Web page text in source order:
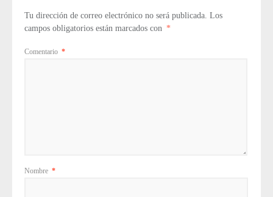
Tu dirección de correo electrónico no será publicada. Los
campos obligatorios están marcados con *
Comentario *
Nombre *